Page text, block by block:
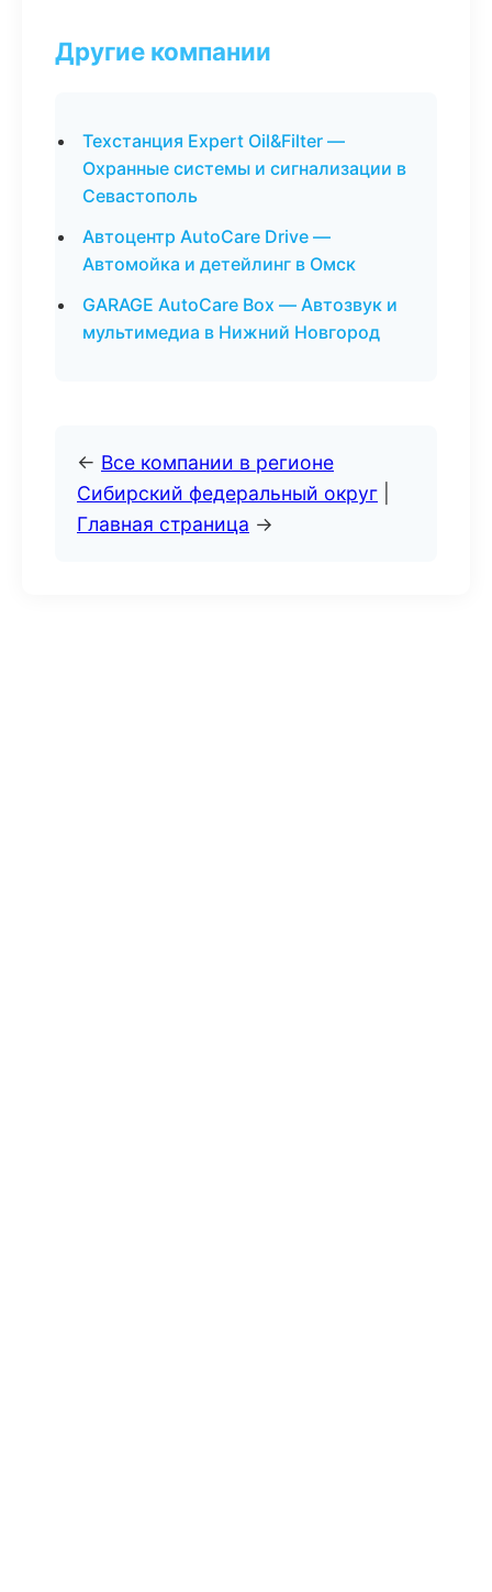
Другие компании
Техстанция Expert Oil&Filter —
Охранные системы и сигнализации в
Севастополь
Автоцентр AutoCare Drive —
Автомойка и детейлинг в Омск
GARAGE AutoCare Box — Автозвук и
мультимедиа в Нижний Новгород
← Все компании в регионе
Сибирский федеральный округ
Главная страница →